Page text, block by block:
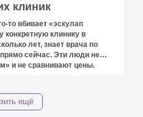
клиник
то вбивает «эскулап
конкретную клинику в
лет, знает врача по
сейчас. Эти люди не
и не сравнивают цены.
информацией,
уровня клиники, ни
ещё